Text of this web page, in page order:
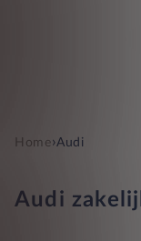
Home›Audi
Audi